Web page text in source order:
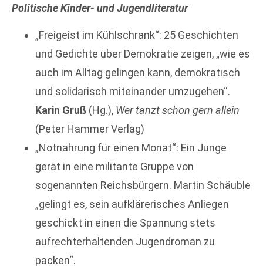
Politische Kinder- und Jugendliteratur
„Freigeist im Kühlschrank“: 25 Geschichten
und Gedichte über Demokratie zeigen, „wie es
auch im Alltag gelingen kann, demokratisch
und solidarisch miteinander umzugehen“.
Karin Gruß (Hg.), Wer tanzt schon gern allein
(Peter Hammer Verlag)
„Notnahrung für einen Monat“: Ein Junge
gerät in eine militante Gruppe von
sogenannten Reichsbürgern. Martin Schäuble
„gelingt es, sein aufklärerisches Anliegen
geschickt in einen die Spannung stets
aufrechterhaltenden Jugendroman zu
packen“.